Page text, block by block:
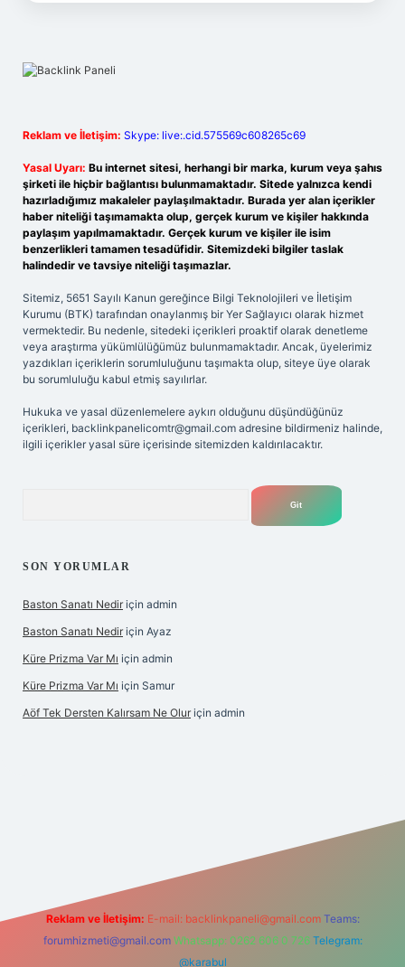
Reklam ve İletişim: Skype: live:.cid.575569c608265c69
Yasal Uyarı: Bu internet sitesi, herhangi bir marka, kurum veya şahıs
şirketi ile hiçbir bağlantısı bulunmamaktadır. Sitede yalnızca kendi
hazırladığımız makaleler paylaşılmaktadır. Burada yer alan içerikler
haber niteliği taşımamakta olup, gerçek kurum ve kişiler hakkında
paylaşım yapılmamaktadır. Gerçek kurum ve kişiler ile isim
benzerlikleri tamamen tesadüfidir. Sitemizdeki bilgiler taslak
halindedir ve tavsiye niteliği taşımazlar.
Sitemiz, 5651 Sayılı Kanun gereğince Bilgi Teknolojileri ve İletişim
Kurumu (BTK) tarafından onaylanmış bir Yer Sağlayıcı olarak hizmet
vermektedir. Bu nedenle, sitedeki içerikleri proaktif olarak denetleme
veya araştırma yükümlülüğümüz bulunmamaktadır. Ancak, üyelerimiz
yazdıkları içeriklerin sorumluluğunu taşımakta olup, siteye üye olarak
bu sorumluluğu kabul etmiş sayılırlar.
Hukuka ve yasal düzenlemelere aykırı olduğunu düşündüğünüz
içerikleri, backlinkpanelicomtr@gmail.com adresine bildirmeniz halinde,
ilgili içerikler yasal süre içerisinde sitemizden kaldırılacaktır.
SON YORUMLAR
Baston Sanatı Nedir için admin
Baston Sanatı Nedir için Ayaz
Küre Prizma Var Mı için admin
Küre Prizma Var Mı için Samur
Aöf Tek Dersten Kalırsam Ne Olur için admin
Reklam ve İletişim: E-mail: backlinkpaneli@gmail.com Teams:
forumhizmeti@gmail.com Whatsapp: 0262 606 0 726 Telegram:
@karabul